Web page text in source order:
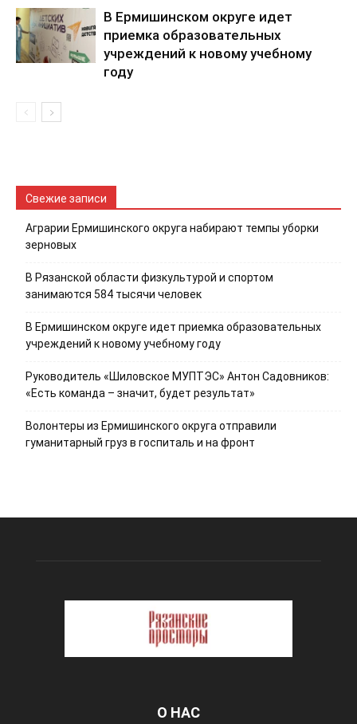
В Ермишинском округе идет
приемка образовательных
учреждений к новому учебному
году
Свежие записи
Аграрии Ермишинского округа набирают темпы уборки
зерновых
В Рязанской области физкультурой и спортом
занимаются 584 тысячи человек
В Ермишинском округе идет приемка образовательных
учреждений к новому учебному году
Руководитель «Шиловское МУПТЭС» Антон Садовников:
«Есть команда – значит, будет результат»
Волонтеры из Ермишинского округа отправили
гуманитарный груз в госпиталь и на фронт
О НАС